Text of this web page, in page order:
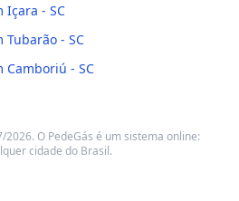
Içara - SC
- SC
Camboriú - SC
O PedeGás é um sistema online:
cidade do Brasil.